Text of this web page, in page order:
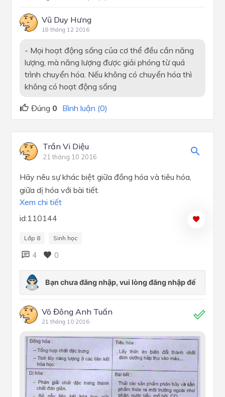
Vũ Duy Hưng
18 tháng 12 2016
- Mọi hoạt động sống của cơ thể đều cần năng
lượng, mà năng lượng được giải phóng từ quá
trình chuyển hóa. Nếu không có chuyển hóa thì
không có hoạt động sống
Đúng 0 Bình luận (0)
Trần Vi Diệu
21 tháng 10 2016
Hãy nêu sự khác biệt giữa đồng hóa và tiêu hóa,
giữa dị hóa với bài tiết.
Xem chi tiết
id:110144
Lớp 8 Sinh học
4 0
Võ Đông Anh Tuấn
21 tháng 10 2016